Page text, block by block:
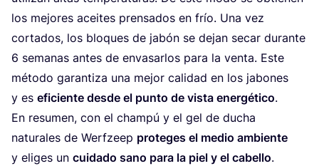
los mejo­res acei­tes pren­sa­dos en frío. Una vez
cor­ta­dos, los blo­ques de jabón se dejan secar duran­te
6 sema­nas antes de enva­sar­los para la ven­ta. Este
méto­do garan­ti­za una mejor cali­dad en los jabo­nes
y es efi­cien­te des­de el pun­to de vis­ta ener­gé­ti­co.
En resu­men, con el cham­pú y el gel de ducha
natu­ra­les de Werf­zeep pro­te­ges el medio ambien­te
y eli­ges un cui­da­do sano para la piel y el cabe­llo.